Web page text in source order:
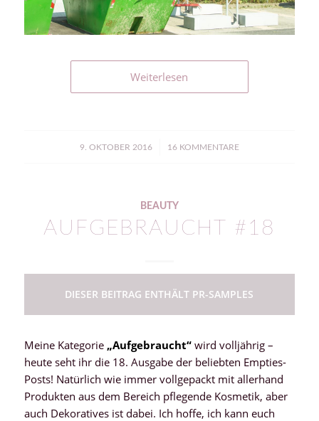
Weiterlesen
9. OKTOBER 2016
/ 16 KOMMENTARE
BEAUTY
AUFGEBRAUCHT #18
DIESER BEITRAG ENTHÄLT PR-SAMPLES
Meine Kategorie „Aufgebraucht“wird volljährig –
heute seht ihr die 18. Ausgabe der beliebten Empties-
Posts! Natürlich wie immer vollgepackt mit allerhand
Produkten aus dem Bereich pflegende Kosmetik, aber
auch Dekoratives ist dabei. Ich hoffe, ich kann euch